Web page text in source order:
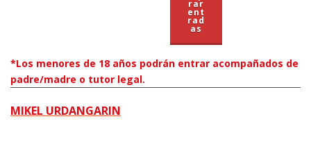
rar
ent
rad
as
*Los menores de 18 años podrán entrar acompañados de
padre/madre o tutor legal.
MIKEL URDANGARIN